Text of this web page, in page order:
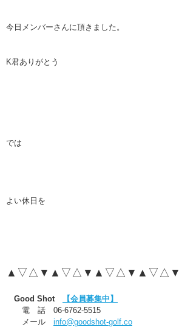
今日メンバーさんに頂きました。
K君ありがとう
では
よい休日を
▲▽△▼▲▽△▼▲▽△▼▲▽△▼
Good Shot
【会員募集中】
電 話 06-6762-5515
メール info@goodshot-golf.co